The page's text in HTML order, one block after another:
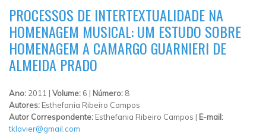
PROCESSOS DE INTERTEXTUALIDADE NA
HOMENAGEM MUSICAL: UM ESTUDO SOBRE
HOMENAGEM A CAMARGO GUARNIERI DE
ALMEIDA PRADO
Ano: 2011 | Volume: 6 | Número: 8
Autores: Esthefania Ribeiro Campos
Autor Correspondente: Esthefania Ribeiro Campos | E-mail:
tklavier@gmail.com